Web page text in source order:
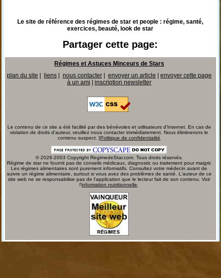
Le site de référence des régimes de star et people : régime, santé,
exercices, beauté, look de star
Partager cette page:
Régimes et Astuces Minceurs de Stars
plan du site
liens| nous contacter| envoyer un article
envoyer cette page
à un ami
inscription newsletter
Le contenu de ce site a été facilité par des bénévoles et utilisateurs d'Internet. En cas de
violation de droits d'auteur, veuillez nous contacter immédiatement. Nous éliminerons le
contenu suspect. [Politique de confidentialité
© 2026-2003 Copyright RegimedeStar.com. Tous droits réservés.
Régime de star ne fournit pas de conseils médicaux, diagnostic ou traitement pour maigrir.
Les régimes alimentaires sont purement informatifs. Consultez votre médecin avant de
suivre un régime alimentaire, surtout si vous avez des problèmes de santé. L'auteur de ce
site web ne se responsabilise pas de l'application que le lecteur fait de son contenu. Voir
l'information nutritionnelle